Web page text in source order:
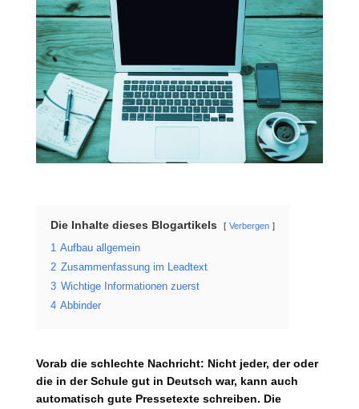
Die Inhalte dieses Blogartikels Verbergen
1 Aufbau allgemein
2 Zusammenfassung im Leadtext
3 Wichtige Informationen zuerst
4 Abbinder
Vorab die schlechte Nachricht: Nicht jeder, der oder
die in der Schule gut in Deutsch war, kann auch
automatisch gute Pressetexte schreiben. Die